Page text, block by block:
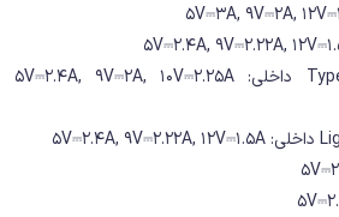
• خروجی کابل Type-C داخلی: 5V⎓2.4A, 9V⎓2A, 10V⎓2.25A